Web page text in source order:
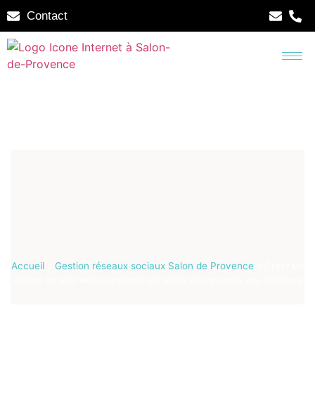
Contact
Accueil Gestion réseaux sociaux Salon de Provence